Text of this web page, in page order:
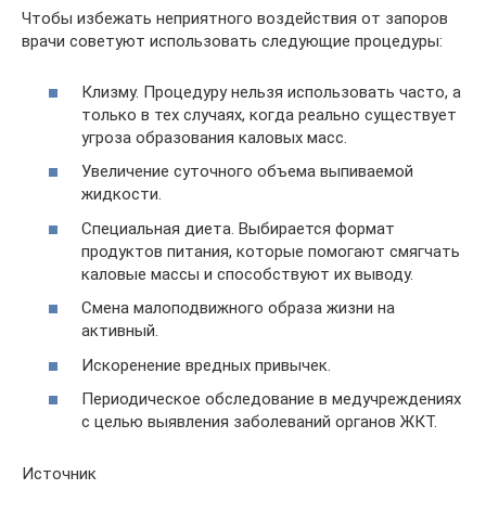
Чтобы избежать неприятного воздействия от запоров
врачи советуют использовать следующие процедуры:
Клизму. Процедуру нельзя использовать часто, а
только в тех случаях, когда реально существует
угроза образования каловых масс.
Увеличение суточного объема выпиваемой
жидкости.
Специальная диета. Выбирается формат
продуктов питания, которые помогают смягчать
каловые массы и способствуют их выводу.
Смена малоподвижного образа жизни на
активный.
Искоренение вредных привычек.
Периодическое обследование в медучреждениях
с целью выявления заболеваний органов ЖКТ.
Источник